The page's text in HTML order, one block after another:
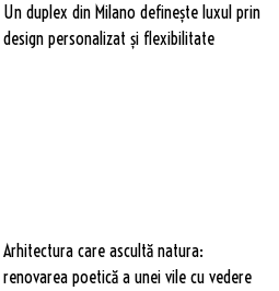
Un duplex din Milano definește luxul prin
design personalizat și flexibilitate
Arhitectura care ascultă natura:
renovarea poetică a unei vile cu vedere